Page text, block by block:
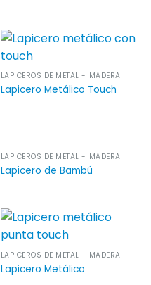
LAPICEROS DE METAL - MADERA
Lapicero Metálico Touch
LAPICEROS DE METAL - MADERA
Lapicero de Bambú
LAPICEROS DE METAL - MADERA
Lapicero Metálico